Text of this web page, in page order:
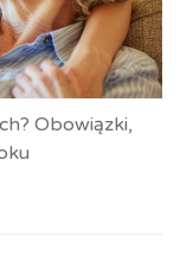
Obowiązki,